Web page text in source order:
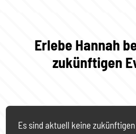
Erlebe Hannah
zukünftigen
Es sind aktuell keine